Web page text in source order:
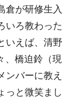
倉が研修生入
いろ教わった
いえば、清野
、橋迫鈴（現
ンバーに教え
と微笑まし